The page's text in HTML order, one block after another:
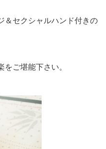
＆セクシャルハンド付きの
ご堪能下さい。